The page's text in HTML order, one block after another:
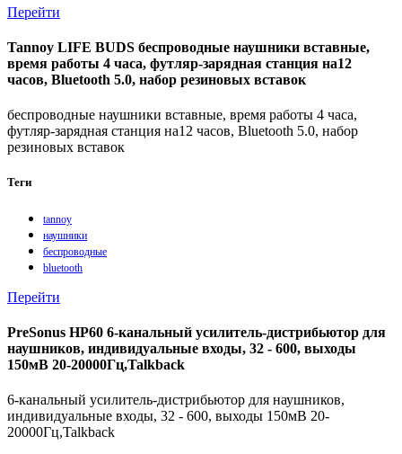
Перейти
Tannoy LIFE BUDS беспроводные наушники вставные,
время работы 4 часа, футляр-зарядная станция на12
часов, Bluetooth 5.0, набор резиновых вставок
беспроводные наушники вставные, время работы 4 часа,
футляр-зарядная станция на12 часов, Bluetooth 5.0, набор
резиновых вставок
Теги
tannoy
наушники
беспроводные
bluetooth
Перейти
PreSonus HP60 6-канальный усилитель-дистрибьютор для
наушников, индивидуальные входы, 32 - 600, выходы
150мВ 20-20000Гц,Talkback
6-канальный усилитель-дистрибьютор для наушников,
индивидуальные входы, 32 - 600, выходы 150мВ 20-
20000Гц,Talkback